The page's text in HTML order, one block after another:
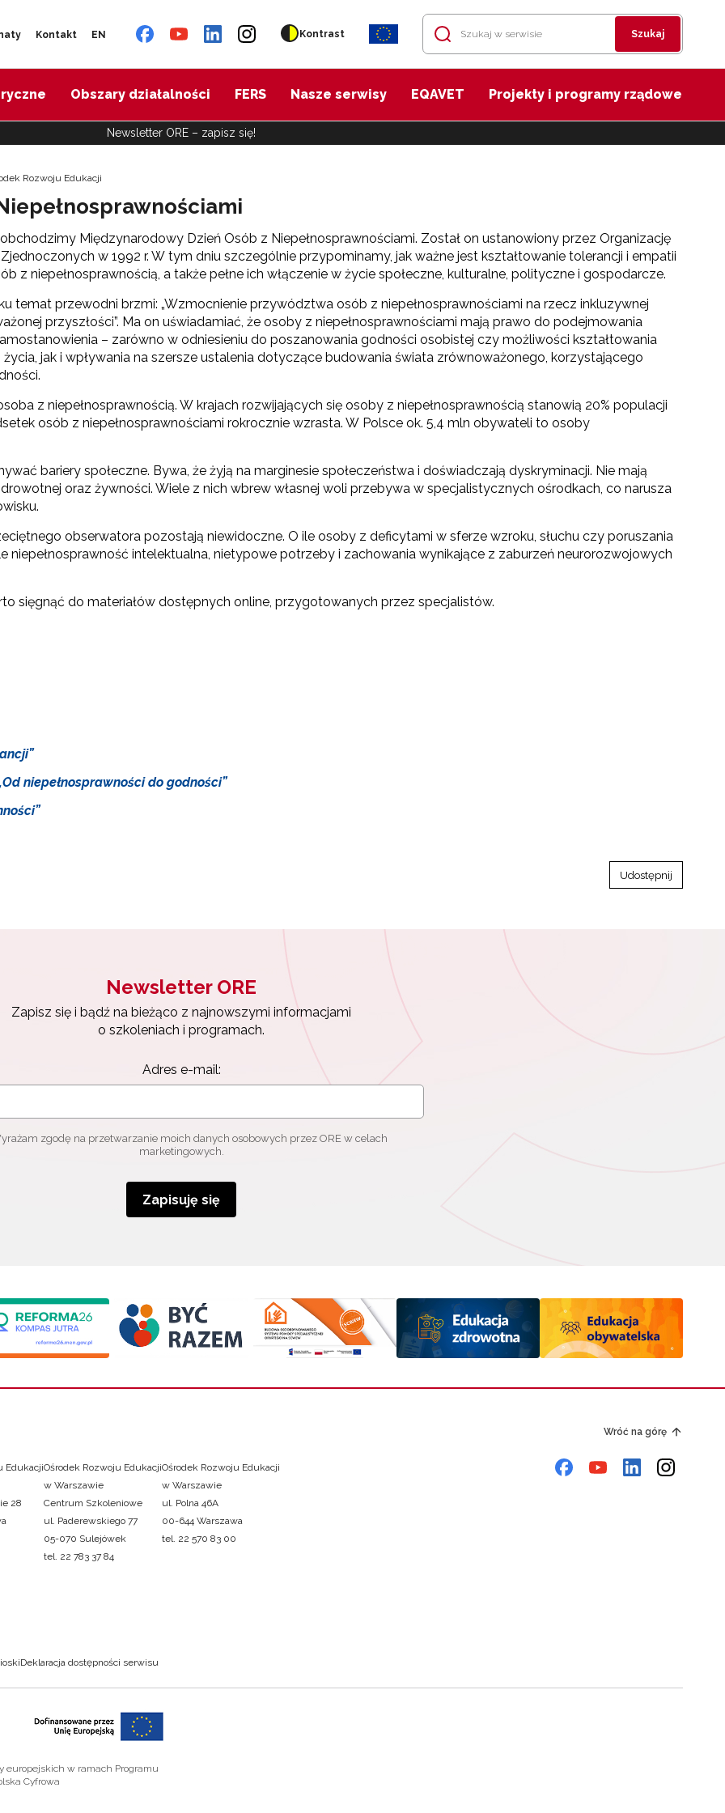
Kontakt EN Kontrast Szukaj
Obszary działalności FERS Nasze serwisy EQAVET Projekty i programy rządowe
Newsletter ORE – zapisz się!
Rozwoju Edukacji
Międzynarodowy Dzień Osób z Niepełnosprawnościami. Został on ustanowiony przez Organizację
w 1992 r. W tym dniu szczególnie przypominamy, jak ważne jest kształtowanie tolerancji i empatii
z niepełnosprawnością, a także pełne ich włączenie w życie społeczne, kulturalne, polityczne i gospodarcze.
temat przewodni brzmi: „Wzmocnienie przywództwa osób z niepełnosprawnościami na rzecz inkluzywnej
przyszłości”. Ma on uświadamiać, że osoby z niepełnosprawnościami mają prawo do podejmowania
– zarówno w odniesieniu do poszanowania godności osobistej czy możliwości kształtowania
życia, jak i wpływania na szersze ustalenia dotyczące budowania świata zrównoważonego, korzystającego
z niepełnosprawnością. W krajach rozwijających się osoby z niepełnosprawnością stanowią 20% populacji
osób z niepełnosprawnościami rokrocznie wzrasta. W Polsce ok. 5,4 mln obywateli to osoby
bariery społeczne. Bywa, że żyją na marginesie społeczeństwa i doświadczają dyskryminacji. Nie mają
oraz żywności. Wiele z nich wbrew własnej woli przebywa w specjalistycznych ośrodkach, co narusza
obserwatora pozostają niewidoczne. O ile osoby z deficytami w sferze wzroku, słuchu czy poruszania
intelektualna, nietypowe potrzeby i zachowania wynikające z zaburzeń neurorozwojowych
sięgnąć do materiałów dostępnych online, przygotowanych przez specjalistów.
niepełnosprawności do godności”
Udostępnij
Newsletter ORE
Zapisz się i bądź na bieżąco z najnowszymi informacjami
o szkoleniach i programach.
Adres e-mail:
zgodę na przetwarzanie moich danych osobowych przez ORE w celach
marketingowych.
Zapisuję się
Wróć na górę
Edukacji
28
Ośrodek Rozwoju Edukacji
w Warszawie
Centrum Szkoleniowe
ul. Paderewskiego 77
05-070 Sulejówek
tel. 22 783 37 84
Ośrodek Rozwoju Edukacji
w Warszawie
ul. Polna 46A
00-644 Warszawa
tel. 22 570 83 00
Deklaracja dostępności serwisu
europejskich w ramach Programu
Cyfrowa
ORE
zgodę na przetwarzanie moich danych osobowych przez ORE w
się